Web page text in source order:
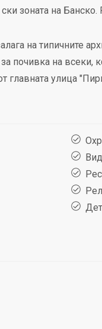
зоната на
на типичните
почивка на всеки,
главната улица